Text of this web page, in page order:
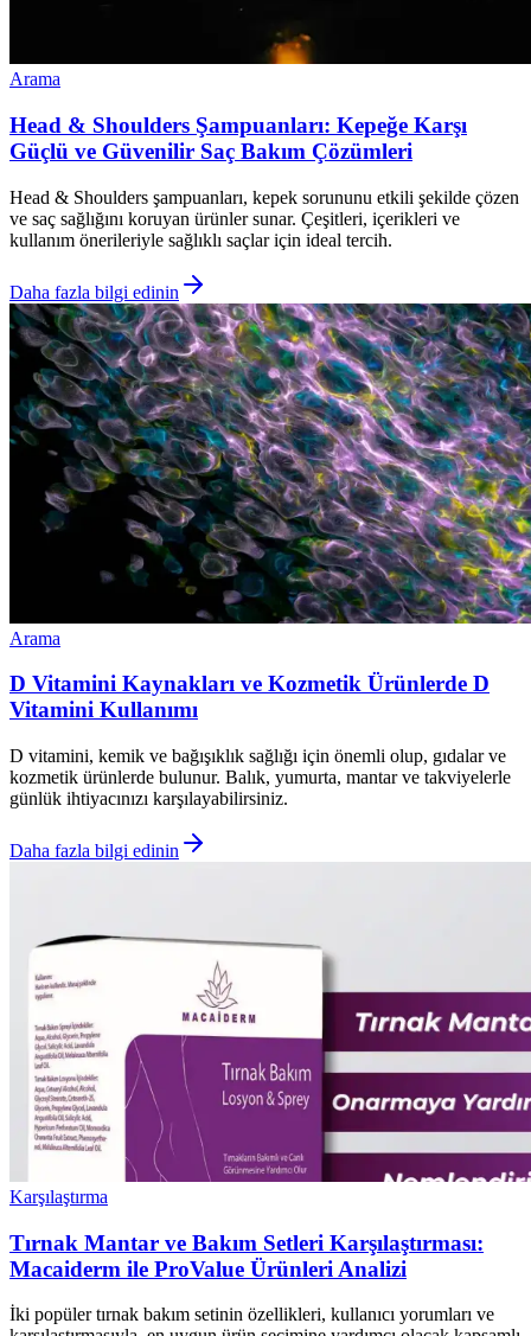
Arama
Head & Shoulders Şampuanları: Kepeğe Karşı
Güçlü ve Güvenilir Saç Bakım Çözümleri
Head & Shoulders şampuanları, kepek sorununu etkili şekilde çözen
ve saç sağlığını koruyan ürünler sunar. Çeşitleri, içerikleri ve
kullanım önerileriyle sağlıklı saçlar için ideal tercih.
Daha fazla bilgi edinin
Arama
D Vitamini Kaynakları ve Kozmetik Ürünlerde D
Vitamini Kullanımı
D vitamini, kemik ve bağışıklık sağlığı için önemli olup, gıdalar ve
kozmetik ürünlerde bulunur. Balık, yumurta, mantar ve takviyelerle
günlük ihtiyacınızı karşılayabilirsiniz.
Daha fazla bilgi edinin
Karşılaştırma
Tırnak Mantar ve Bakım Setleri Karşılaştırması:
Macaiderm ile ProValue Ürünleri Analizi
İki popüler tırnak bakım setinin özellikleri, kullanıcı yorumları ve